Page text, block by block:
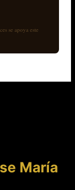
se apoya este
María